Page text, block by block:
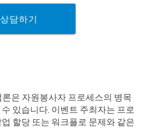
상담하기
론은 자원봉사자 프로세스의 병목
있습니다. 이벤트 주최자는 프로
할당 또는 워크플로 문제와 같은